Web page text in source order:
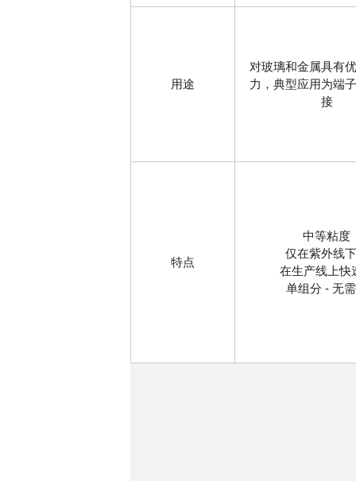
用途
对玻璃和金属具有
力，典型应用为端
接
特点
中等粘度
仅在紫外线
在生产线上快
单组分 - 无